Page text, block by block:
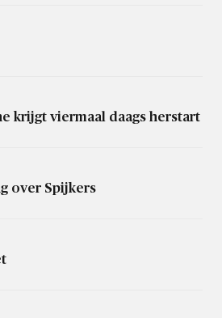
krijgt viermaal daags herstart
over Spijkers